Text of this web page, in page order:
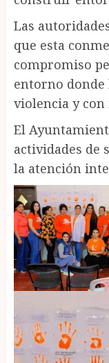
Las
que esta
compromiso
entorno
violencia y
El
actividades de
la atención